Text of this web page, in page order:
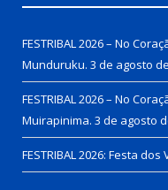
FESTRIBAL 2026 – No
Munduruku. 3 de agosto
FESTRIBAL 2026 – No
Muirapinima. 3 de agosto
FESTRIBAL 2026: Festa